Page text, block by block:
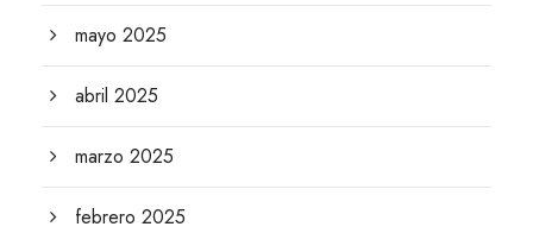
mayo 2025
abril 2025
marzo 2025
febrero 2025